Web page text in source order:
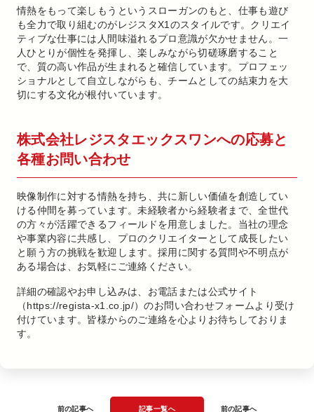
情熱をもって楽しもうというスローガンのもと、仕事も遊び
も全力で取り組むのがレジスタX1のスタイルです。クリエイ
ティブな仕事には人間味溢れるプロ意識が欠かせません。一
人ひとりが個性を発揮し、楽しみながら切磋琢磨すること
で、質の高い作品が生まれると確信しています。プロフェッ
ショナルとして自立しながらも、チームとしての結束力を大
切にする文化が根付いています。
株式会社レジスタエックスワンへの応募と
各種お問い合わせ
映像制作に対する情熱を持ち、共に新しい価値を創造してい
ける仲間を募っています。未経験者から経験者まで、全世代
の方々が活躍できるフィールドを用意しました。当社の理念
や事業内容に共感し、プロのクリエイターとして成長したい
と願う方の挑戦を歓迎します。採用に関する質問や不明点が
ある場合は、お気軽にご連絡ください。
詳細の確認やお申し込みは、お電話または公式サイト
（https://regista-x1.co.jp/）のお問い合わせフォームより受け
付けています。皆様からのご連絡を心よりお待ちしておりま
す。
前の記事へ 記事一覧へ 前の記事へ